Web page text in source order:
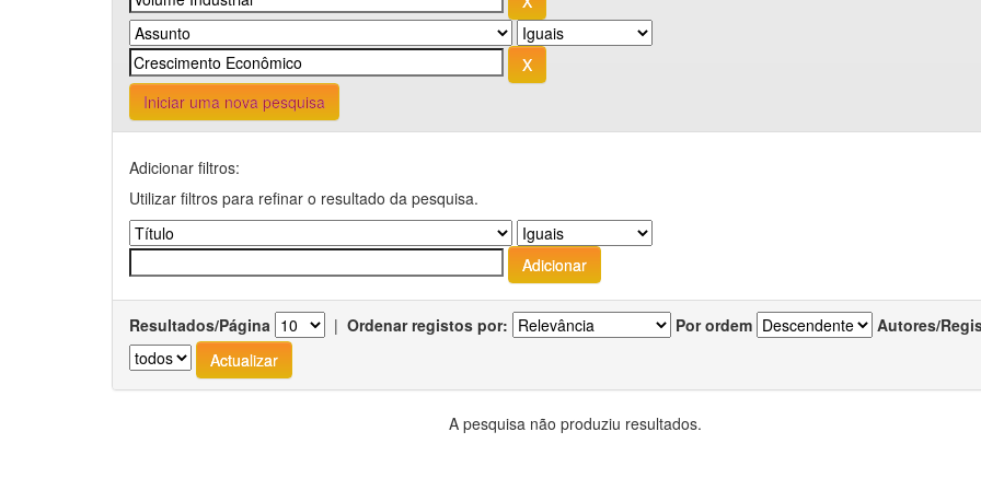
Iniciar uma nova pesquisa
Adicionar filtros:
Utilizar filtros para refinar o resultado da pesquisa.
Resultados/Página | Ordenar registos por: Por ordem Autores/
A pesquisa não produziu resultados.